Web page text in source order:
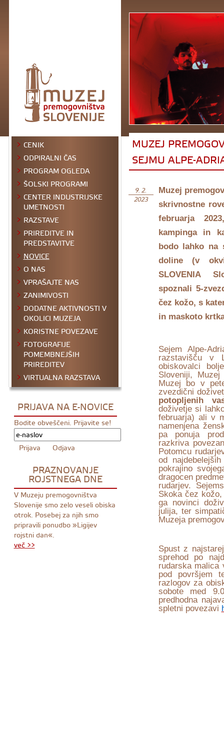
CENIK
ODPIRALNI ČAS
PROGRAM OGLEDA
ŠOLSKI PROGRAMI
CENTER INDUSTRIJSKE
UMETNOSTI
RAZSTAVE
PRIREDITVE IN
PREDSTAVITVE
NOVICE
O NAS
VPRAŠAJTE NAS
ZANIMIVOSTI
DODATNE AKTIVNOSTI V
OKOLICI MUZEJA
KORISTNE POVEZAVE
FOTOGRAFIJE
POMEMBNEJŠIH
PRIREDITEV
VIRTUALNA RAZSTAVA
PRIJAVA NA E-NOVICE
Bodite obveščeni. Prijavite se!
PRAZNOVANJE
ROJSTNEGA DNE
V Muzeju premogovništva
Slovenije smo zelo veseli obiska
otrok. Posebej za njih smo
pripravili ponudbo »Ligijev
rojstni dan«.
več >>
MUZEJ
SEJMU ALPE-
9. 2.
2023
Muzej
skrivnostne
februarja
kampinga in
bodo lahko na
doline (v
SLOVENIA
spoznali 5-
čez kožo, s
in maskoto
Sejem Alpe-
razstavišču v
obiskovalci
Sloveniji,
Muzej bo v
zvezdični
potopljenih
doživetje si
februarja) ali v
namenjena
pa ponuja
razkriva
Potomcu
od
pokrajino
dragocen
rudarjev.
Skoka čez kožo,
ga novinci
julija, ter
Muzeja
Spustz
sprehod po
rudarska malica
pod površjem
razlogov za
sobote med
predhodna
spletni povezavi